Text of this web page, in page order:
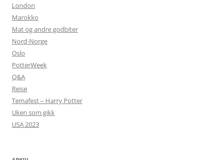
London
Marokko
Mat og andre godbiter
Nord-Norge
Oslo
PotterWeek
Q&A
Reise
Temafest – Harry Potter
Uken som gikk
USA 2023